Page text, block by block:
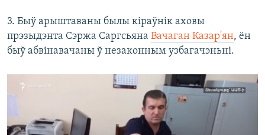
3. Быў арыштаваны былы кіраўнік аховы
прэзыдэнта Сэржа Саргсьяна Вачаган Казар'ян, ён
быў абвінавачаны ў незаконным узбагачэньні.